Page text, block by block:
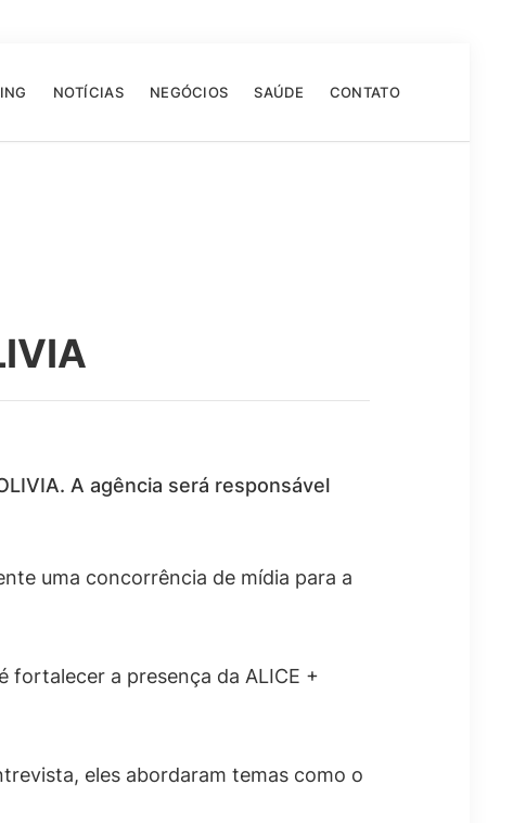
NOTÍCIAS NEGÓCIOS SAÚDE CONTATO
A agência será responsável
uma concorrência de mídia para a
fortalecer a presença da ALICE +
eles abordaram temas como o